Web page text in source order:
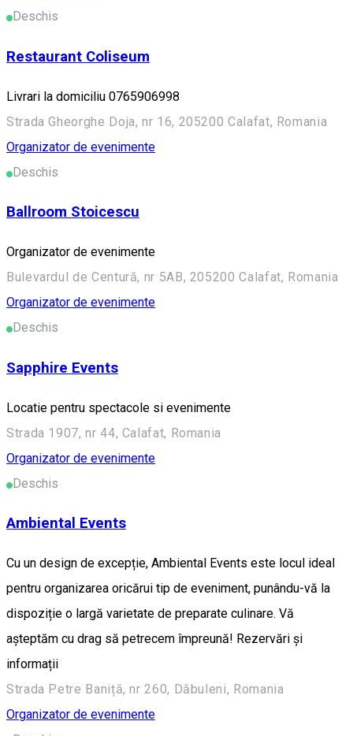
Deschis
Restaurant Coliseum
Livrari la domiciliu 0765906998
Strada Gheorghe Doja, nr 16, 205200 Calafat, Romania
Organizator de evenimente
Deschis
Ballroom Stoicescu
Organizator de evenimente
Bulevardul de Centură, nr 5AB, 205200 Calafat, Romania
Organizator de evenimente
Deschis
Sapphire Events
Locatie pentru spectacole si evenimente
Strada 1907, nr 44, Calafat, Romania
Organizator de evenimente
Deschis
Ambiental Events
Cu un design de excepție, Ambiental Events este locul ideal
pentru organizarea oricărui tip de eveniment, punându-vă la
dispoziție o largă varietate de preparate culinare. Vă
așteptăm cu drag să petrecem împreună! Rezervări și
informații
Strada Petre Baniță, nr 260, Dăbuleni, Romania
Organizator de evenimente